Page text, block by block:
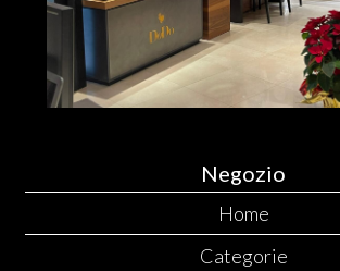
Negozio
Home
Categorie